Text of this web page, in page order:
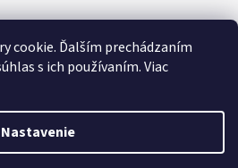
cookie. Ďalším prechádzaním
s ich používaním. Viac
Nastavenie
Vytvoril Shoptet